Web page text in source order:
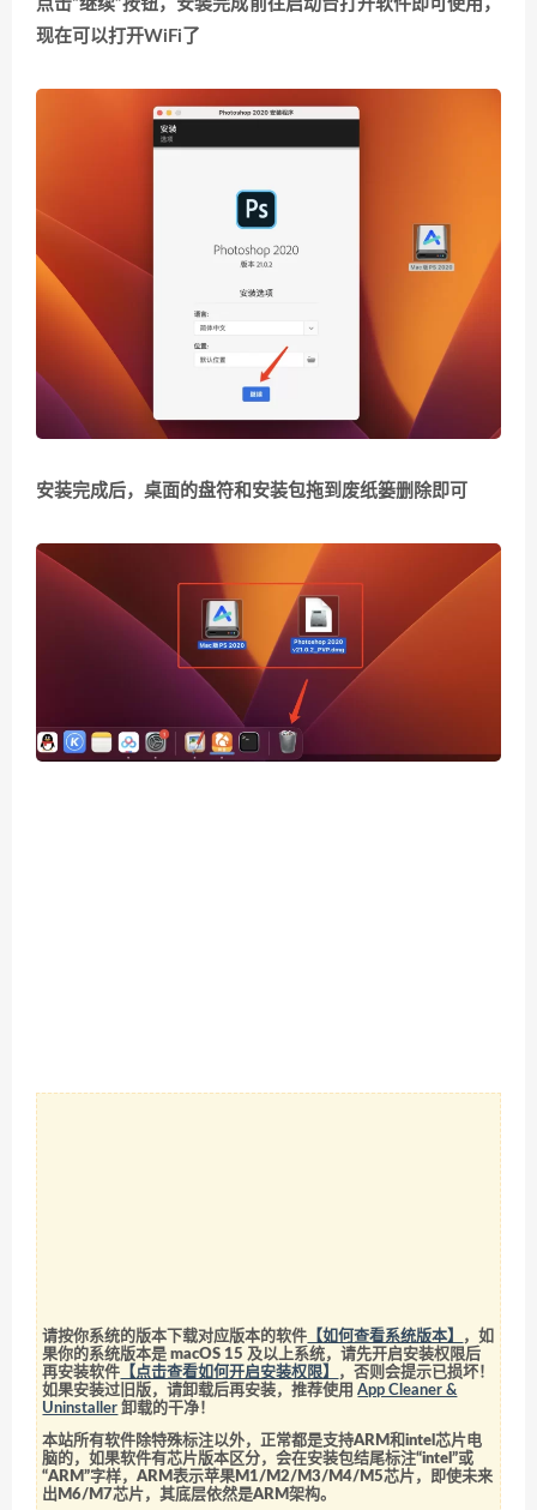
点击“继续”按钮，安装完成前往启动台打开软件即可使用，
现在可以打开WiFi了
安装完成后，桌面的盘符和安装包拖到废纸篓删除即可
请按你系统的版本下载对应版本的软件 【如何查看系统版本】
，如
果你的系统版本是 macOS 15 及以上系统，请先开启安装权限后
再安装软件 【点击查看如何开启安装权限】
，否则会提示已损坏！
如果安装过旧版，请卸载后再安装，推荐使用App Cleaner &
Uninstaller 卸载的干净！
本站所有软件除特殊标注以外，正常都是支持ARM和intel芯片电
脑的，如果软件有芯片版本区分，会在安装包结尾标注“intel”或
“ARM”字样，ARM表示苹果M1/M2/M3/M4/M5芯片，即使未来
出M6/M7芯片，其底层依然是ARM架构。